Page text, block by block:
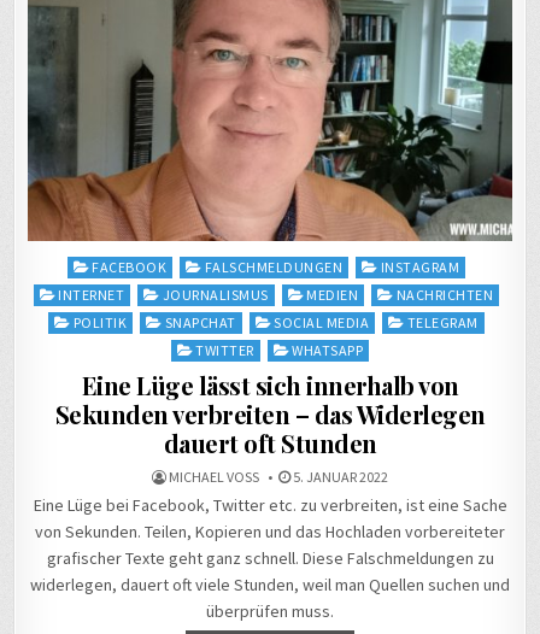
Posted
in
FACEBOOK FALSCHMELDUNGEN
INSTAGRAM
INTERNET
JOURNALISMUS MEDIEN
NACHRICHTEN
POLITIK
SNAPCHAT SOCIAL MEDIA
TELEGRAM
TWITTER
WHATSAPP
Eine Lüge lässt sich innerhalb von
Sekunden verbreiten – das Widerlegen
dauert oft Stunden
MICHAEL VOSS 5. JANUAR 2022
Eine Lüge bei Facebook, Twitter etc. zu verbreiten, ist eine Sache
von Sekunden. Teilen, Kopieren und das Hochladen vorbereiteter
grafischer Texte geht ganz schnell. Diese Falschmeldungen zu
widerlegen, dauert oft viele Stunden, weil man Quellen suchen und
überprüfen muss.